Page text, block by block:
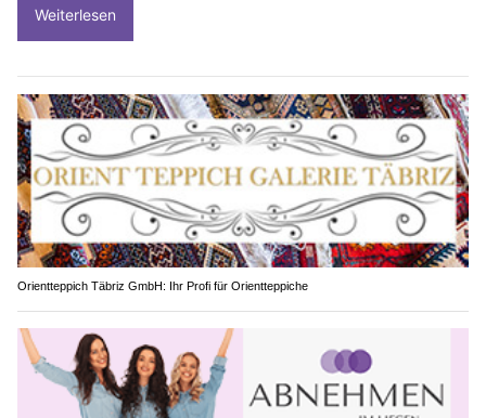
Weiterlesen
Orientteppich Täbriz GmbH: Ihr Profi für Orientteppiche